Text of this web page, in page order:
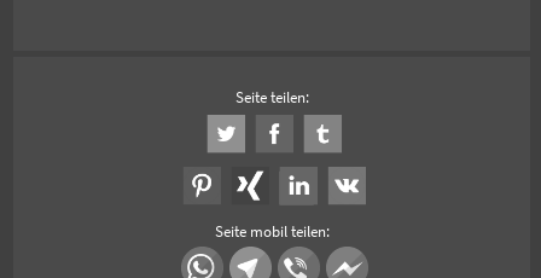
Seite teilen:
Seite mobil teilen: